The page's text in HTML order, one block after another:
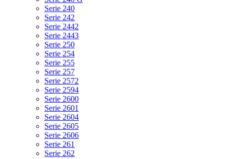
Serie 240
Serie 242
Serie 2442
Serie 2443
Serie 250
Serie 254
Serie 255
Serie 257
Serie 2572
Serie 2594
Serie 2600
Serie 2601
Serie 2604
Serie 2605
Serie 2606
Serie 261
Serie 262